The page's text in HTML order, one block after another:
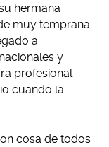
hermana
muy temprana
a
y
profesional
cuando la
cosa de todos